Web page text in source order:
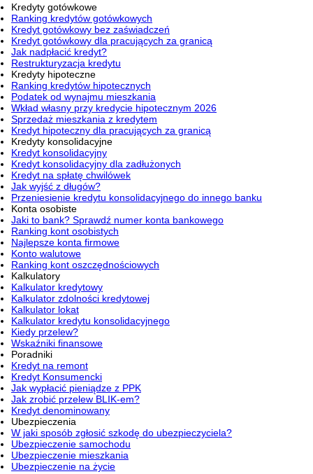
Kredyty gotówkowe
Ranking kredytów gotówkowych
Kredyt gotówkowy bez zaświadczeń
Kredyt gotówkowy dla pracujących za granicą
Jak nadpłacić kredyt?
Restrukturyzacja kredytu
Kredyty hipoteczne
Ranking kredytów hipotecznych
Podatek od wynajmu mieszkania
Wkład własny przy kredycie hipotecznym 2026
Sprzedaż mieszkania z kredytem
Kredyt hipoteczny dla pracujących za granicą
Kredyty konsolidacyjne
Kredyt konsolidacyjny
Kredyt konsolidacyjny dla zadłużonych
Kredyt na spłatę chwilówek
Jak wyjść z długów?
Przeniesienie kredytu konsolidacyjnego do innego banku
Konta osobiste
Jaki to bank? Sprawdź numer konta bankowego
Ranking kont osobistych
Najlepsze konta firmowe
Konto walutowe
Ranking kont oszczędnościowych
Kalkulatory
Kalkulator kredytowy
Kalkulator zdolności kredytowej
Kalkulator lokat
Kalkulator kredytu konsolidacyjnego
Kiedy przelew?
Wskaźniki finansowe
Poradniki
Kredyt na remont
Kredyt Konsumencki
Jak wypłacić pieniądze z PPK
Jak zrobić przelew BLIK-em?
Kredyt denominowany
Ubezpieczenia
W jaki sposób zgłosić szkodę do ubezpieczyciela?
Ubezpieczenie samochodu
Ubezpieczenie mieszkania
Ubezpieczenie na życie